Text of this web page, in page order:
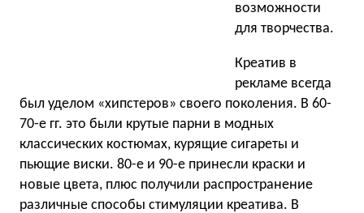
возможности
для творчества.
Креатив в
рекламе всегда
был уделом «хипстеров» своего поколения. В 60-
70-е гг. это были крутые парни в модных
классических костюмах, курящие сигареты и
пьющие виски. 80-е и 90-е принесли краски и
новые цвета, плюс получили распространение
различные способы стимуляции креатива. В